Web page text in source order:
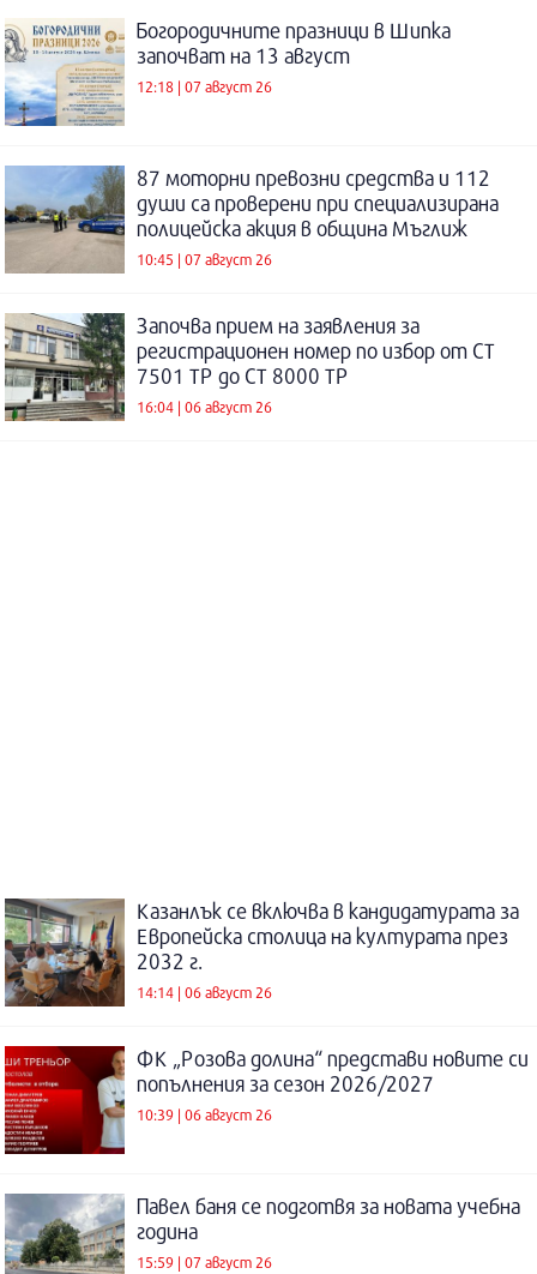
Богородичните празници в Шипка
започват на 13 август
12:18 | 07 август 26
87 моторни превозни средства и 112
души са проверени при специализирана
полицейска акция в община Мъглиж
10:45 | 07 август 26
Започва прием на заявления за
регистрационен номер по избор от СТ
7501 ТР до СТ 8000 ТР
16:04 | 06 август 26
Казанлък се включва в кандидатурата за
Европейска столица на културата през
2032 г.
14:14 | 06 август 26
ФК „Розова долина“ представи новите си
попълнения за сезон 2026/2027
10:39 | 06 август 26
Павел баня се подготвя за новата учебна
година
15:59 | 07 август 26